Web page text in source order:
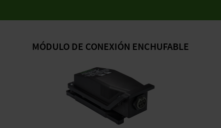
MÓDULO DE CONEXIÓN ENCHUFABLE